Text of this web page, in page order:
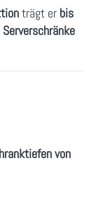
trägt er bis
von